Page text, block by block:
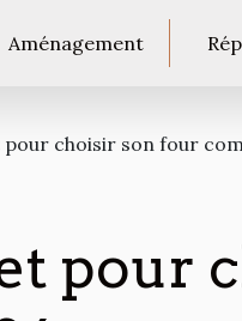
Aménagement
choisir son four
pour